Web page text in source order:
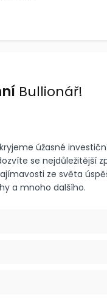
Bullionář!
úžasné
se nejdůležitější
ze světa
a mnoho dalšího.